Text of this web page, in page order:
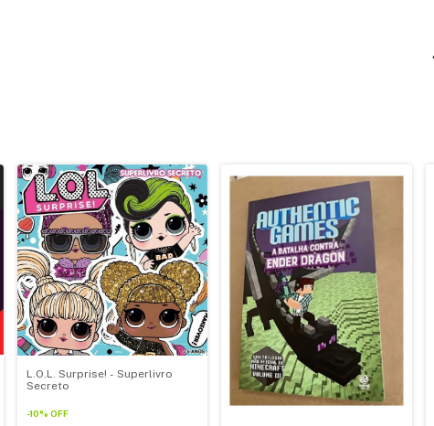
L.O.L. Surprise! - Superlivro
Secreto
-10%OFF